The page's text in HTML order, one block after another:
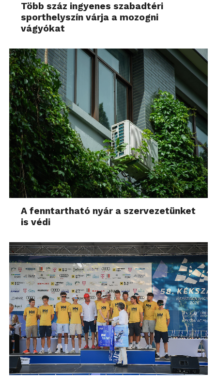
Több száz ingyenes szabadtéri
sporthelyszín várja a mozogni
vágyókat
A fenntartható nyár a szervezetünket
is védi